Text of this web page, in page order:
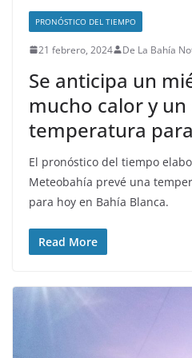
PRONÓSTICO DEL TIEMPO
21 febrero, 2024 De La Bahía
Se anticipa un
mucho calor y
temperatura
El pronóstico del tiempo
Meteobahía prevé una
para hoy en Bahía Blanca.
Read More